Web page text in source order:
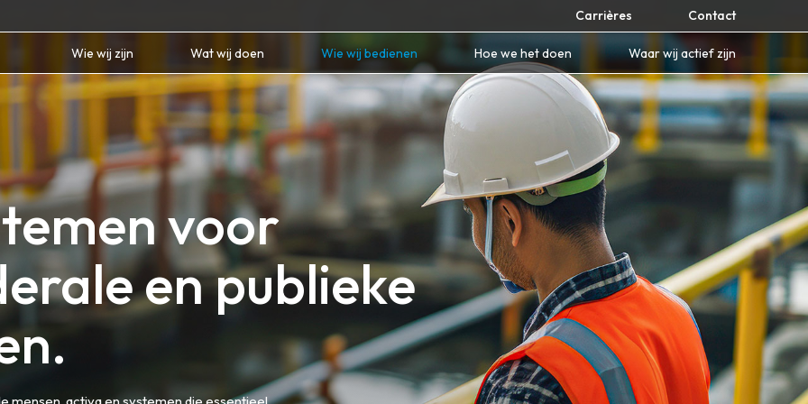
Carrières Contact
Wie wij zijn Wat wij doen Wie wij bedienen Hoe we het doen Waar wij actief zijn
voor
en publieke